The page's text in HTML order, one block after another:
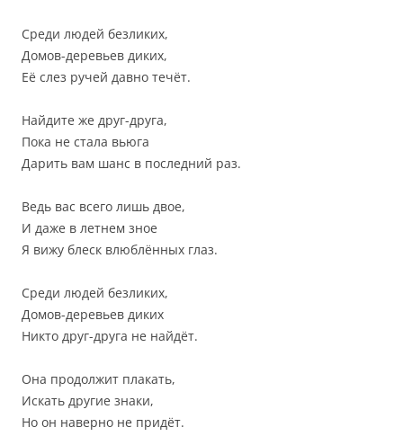
Среди людей безликих,
Домов-деревьев диких,
Её слез ручей давно течёт.
Найдите же друг-друга,
Пока не стала вьюга
Дарить вам шанс в последний раз.
Ведь вас всего лишь двое,
И даже в летнем зное
Я вижу блеск влюблённых глаз.
Среди людей безликих,
Домов-деревьев диких
Никто друг-друга не найдёт.
Она продолжит плакать,
Искать другие знаки,
Но он наверно не придёт.